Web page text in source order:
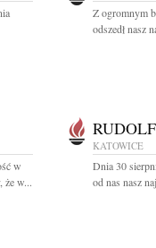
Z ogromnym
odszedł nasz
w
że w...
KATOWICE
Dnia 30
od nas nasz